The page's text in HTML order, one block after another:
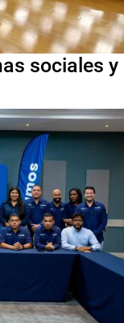
sociales y